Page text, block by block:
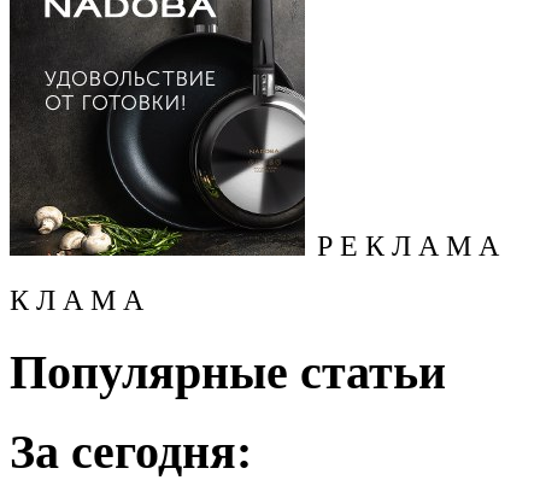
Р Е К Л А М А
К Л А М А
Популярные статьи
За сегодня: